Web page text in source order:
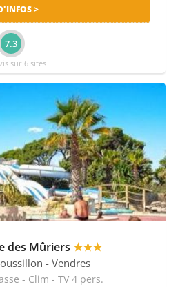
>
7.3
sur 6 sites
des Mûriers ★★★
- Vendres
- Clim - TV 4 pers.